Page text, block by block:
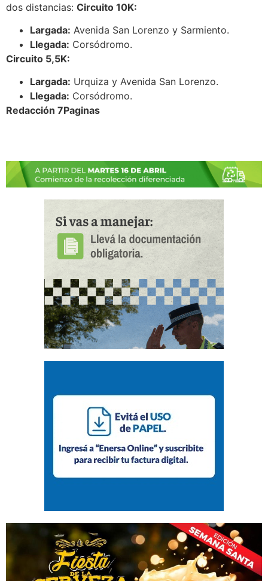
dos distancias: Circuito 10K:
Largada: Avenida San Lorenzo y Sarmiento.
Llegada: Corsódromo.
Circuito 5,5K:
Largada: Urquiza y Avenida San Lorenzo.
Llegada: Corsódromo.
Redacción 7Paginas